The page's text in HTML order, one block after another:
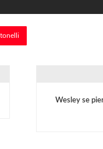
Wesley se